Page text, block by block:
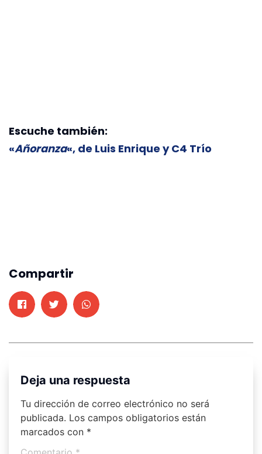
Escuche también:
«Añoranza«, de Luis Enrique y C4 Trío
Compartir
Deja una respuesta
Tu dirección de correo electrónico no será
publicada. Los campos obligatorios están
marcados con *